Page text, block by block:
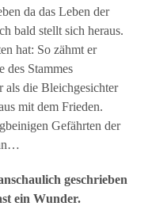
da das Leben der
bald stellt sich heraus.
hat: So zähmt er
des Stammes
als die Bleichgesichter
mit dem Frieden.
Gefährten der
geschrieben
ein Wunder.